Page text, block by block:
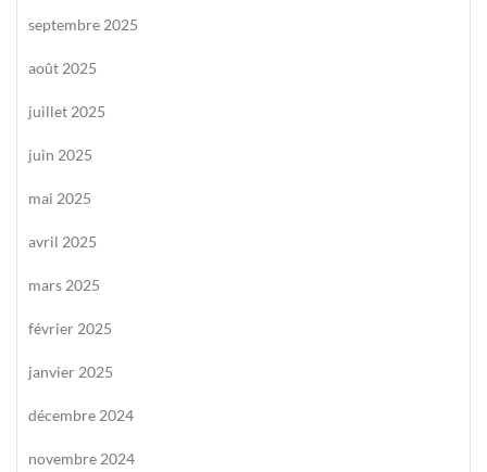
septembre 2025
août 2025
juillet 2025
juin 2025
mai 2025
avril 2025
mars 2025
février 2025
janvier 2025
décembre 2024
novembre 2024